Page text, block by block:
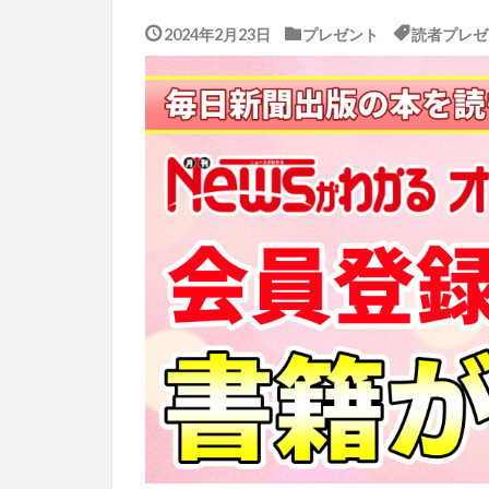
2024年2月23日 プレゼント 読者プレ